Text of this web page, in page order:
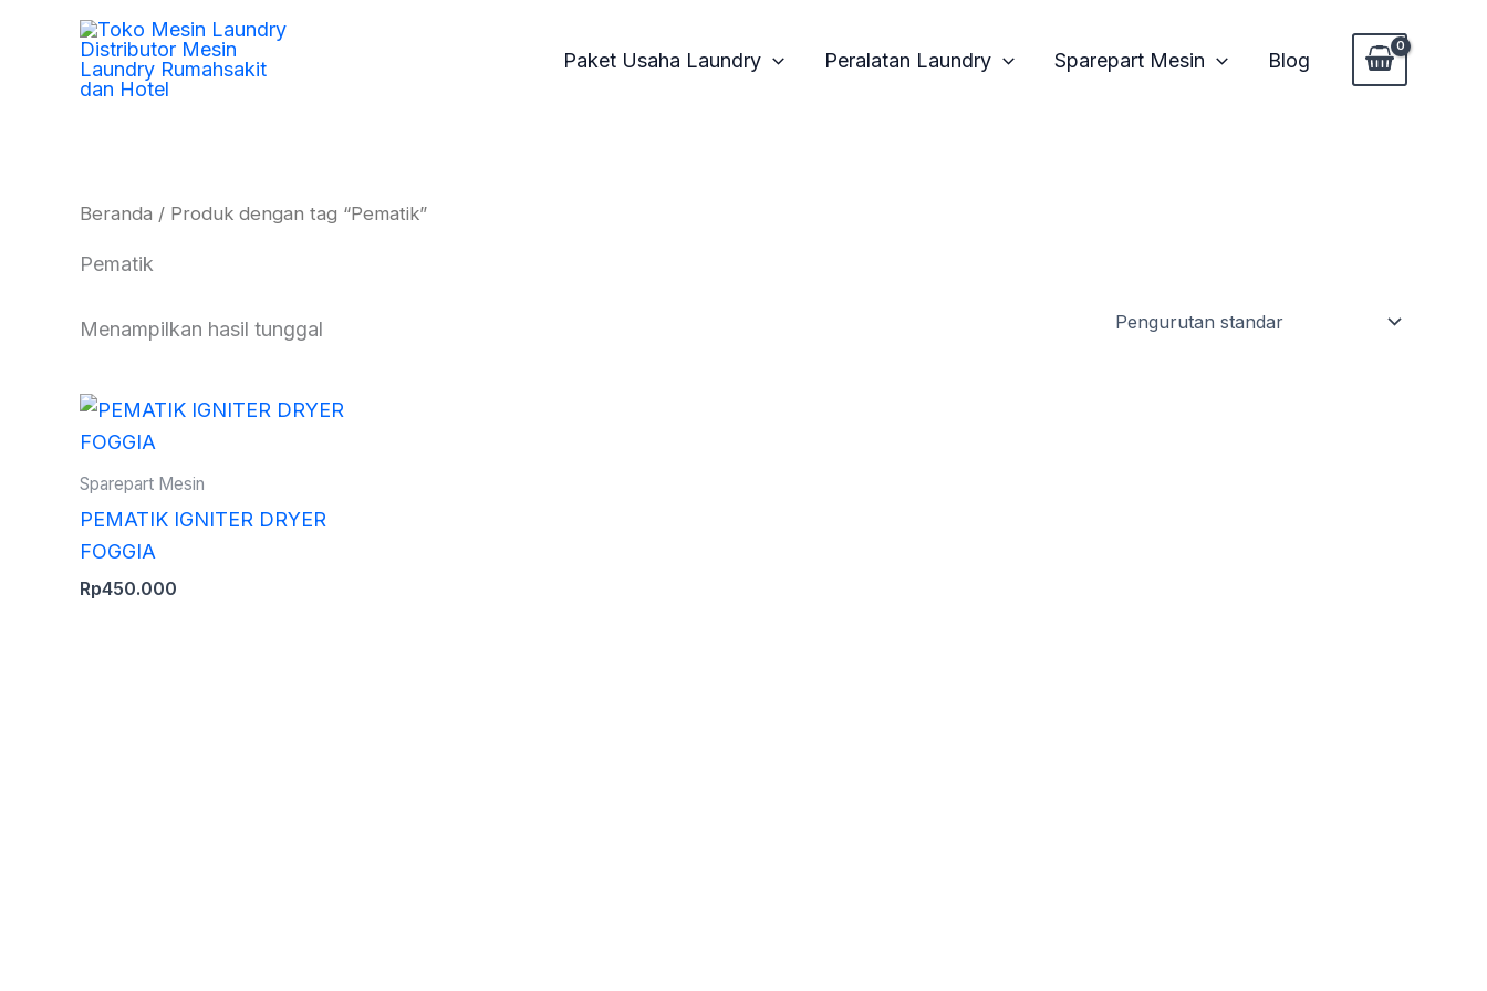
Paket Usaha Laundry Peralatan Laundry Sparepart Mesin Blog
Beranda / Produk dengan tag “Pematik”
Pematik
Menampilkan hasil tunggal
Sparepart Mesin
PEMATIK IGNITER DRYER
FOGGIA
Rp450.000